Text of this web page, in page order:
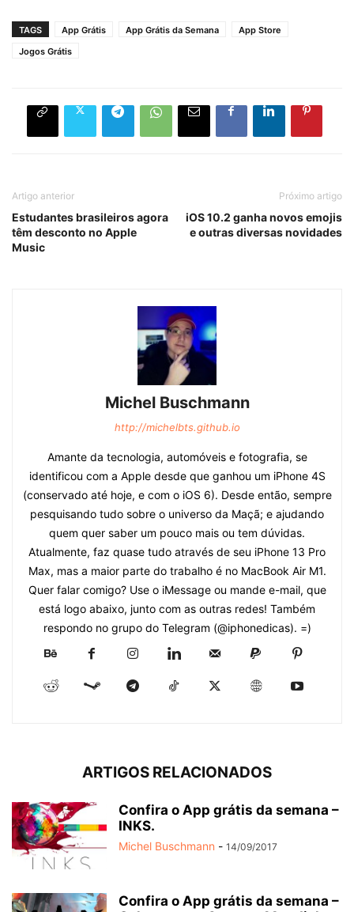
TAGS App Grátis App Grátis da Semana
App Store
Jogos Grátis
Artigo anterior
Estudantes brasileiros agora
têm desconto no Apple
Music
Próximo artigo
iOS 10.2 ganha novos emojis
e outras diversas novidades
Michel Buschmann
http://michelbts.github.io
Amante da tecnologia, automóveis e fotografia, se
identificou com a Apple desde que ganhou um iPhone 4S
(conservado até hoje, e com o iOS 6). Desde então, sempre
pesquisando tudo sobre o universo da Maçã; e ajudando
quem quer saber um pouco mais ou tem dúvidas.
Atualmente, faz quase tudo através de seu iPhone 13 Pro
Max, mas a maior parte do trabalho é no MacBook Air M1.
Quer falar comigo? Use o iMessage ou mande e-mail, que
está logo abaixo, junto com as outras redes! Também
respondo no grupo do Telegram (@iphonedicas). =)
ARTIGOS RELACIONADOS
Confira o App grátis da semana –
INKS.
Michel Buschmann - 14/09/2017
Confira o App grátis da semana –